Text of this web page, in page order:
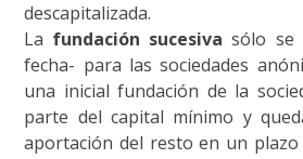
descapitalizada.
La fundación sucesiva sólo se
fecha- para las sociedades
una inicial fundación de la
parte del capital mínimo y
aportación del resto en un